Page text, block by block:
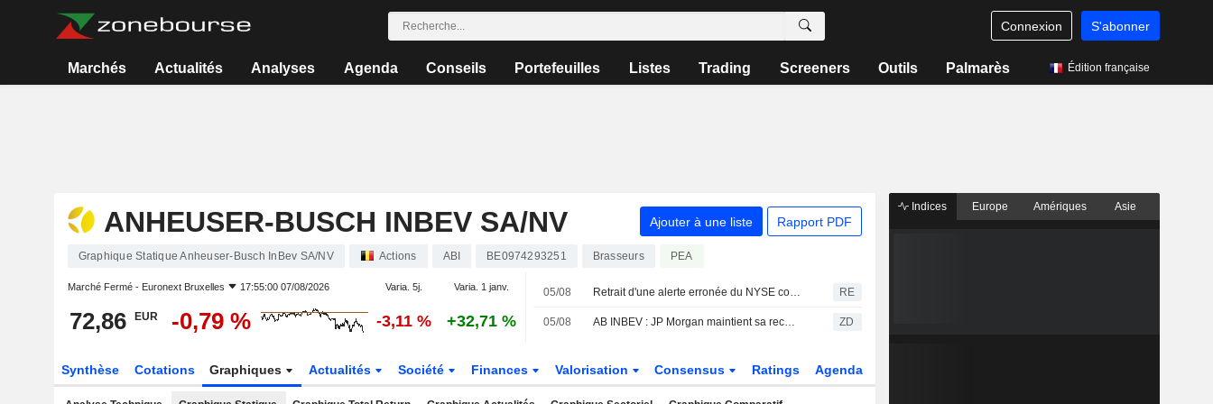
Connexion S'abonner
Marchés Actualités Analyses Agenda Conseils Portefeuilles Listes Trading Screeners Outils Palmarès Édition française
ANHEUSER-BUSCH INBEV SA/NV Ajouter à une liste Rapport PDF
Graphique Statique Anheuser-Busch InBev SA/NV Actions ABI BE0974293251 Brasseurs PEA
Marché Fermé - Euronext Bruxelles 17:55:00 07/08/2026 Varia. 5j. Varia. 1 janv.
72,86 EUR -0,79 % -3,11 % +32,71 %
05/08 Retrait d'une alerte erronée du NYSE concernant plusieurs sociétés RE
05/08 AB INBEV : JP Morgan maintient sa recommandation à l'achat ZD
Synthèse Cotations Graphiques Actualités Société Finances Valorisation Consensus Ratings Agenda
Indices Europe Amériques Asie